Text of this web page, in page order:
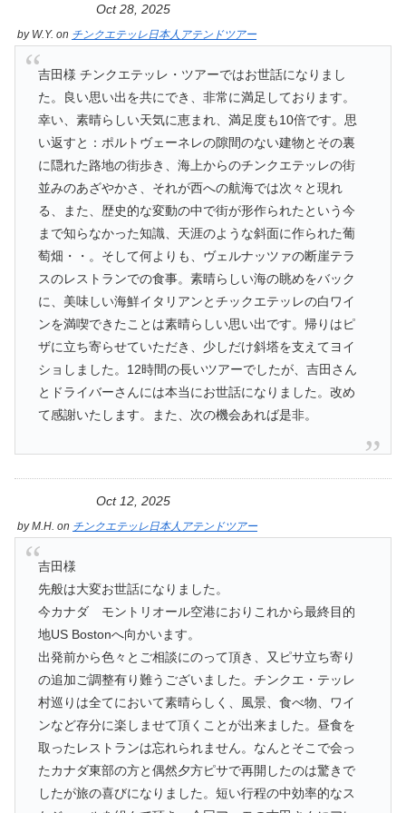
Oct 28, 2025
by W.Y. on チンクエテッレ日本人アテンドツアー
吉田様 チンクエテッレ・ツアーではお世話になりまし
た。良い思い出を共にでき、非常に満足しております。
幸い、素晴らしい天気に恵まれ、満足度も10倍です。思
い返すと：ポルトヴェーネレの隙間のない建物とその裏
に隠れた路地の街歩き、海上からのチンクエテッレの街
並みのあざやかさ、それが西への航海では次々と現れ
る、また、歴史的な変動の中で街が形作られたという今
まで知らなかった知識、天涯のような斜面に作られた葡
萄畑・・。そして何よりも、ヴェルナッツァの断崖テラ
スのレストランでの食事。素晴らしい海の眺めをバック
に、美味しい海鮮イタリアンとチックエテッレの白ワイ
ンを満喫できたことは素晴らしい思い出です。帰りはピ
ザに立ち寄らせていただき、少しだけ斜塔を支えてヨイ
ショしました。12時間の長いツアーでしたが、吉田さん
とドライバーさんには本当にお世話になりました。改め
て感謝いたします。また、次の機会あれば是非。
Oct 12, 2025
byM.H. on チンクエテッレ日本人アテンドツアー
吉田様
先般は大変お世話になりました。
今カナダ モントリオール空港におりこれから最終目的
地US Bostonへ向かいます。
出発前から色々とご相談にのって頂き、又ピサ立ち寄り
の追加ご調整有り難うございました。チンクエ・テッレ
村巡りは全てにおいて素晴らしく、風景、食べ物、ワイ
ンなど存分に楽しませて頂くことが出来ました。昼食を
取ったレストランは忘れられません。なんとそこで会っ
たカナダ東部の方と偶然夕方ピサで再開したのは驚きで
したが旅の喜びになりました。短い行程の中効率的なス